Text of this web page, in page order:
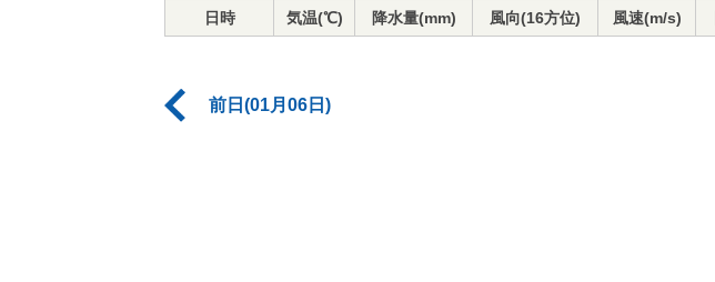
日時 気温(℃) 降水量(mm) 風向(16方位) 風速(m/s)
前日(01月06日)